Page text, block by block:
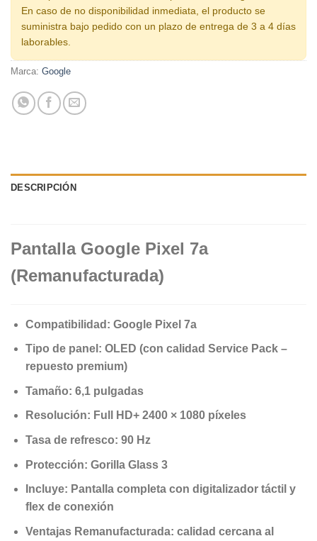
En caso de no disponibilidad inmediata, el producto se
suministra bajo pedido con un plazo de entrega de 3 a 4 días
laborables.
Marca: Google
DESCRIPCIÓN
Pantalla Google Pixel 7a
(Remanufacturada)
Compatibilidad: Google Pixel 7a
Tipo de panel: OLED (con calidad Service Pack –
repuesto premium)
Tamaño: 6,1 pulgadas
Resolución: Full HD+ 2400 × 1080 píxeles
Tasa de refresco: 90 Hz
Protección: Gorilla Glass 3
Incluye: Pantalla completa con digitalizador táctil y
flex de conexión
Ventajas Remanufacturada: calidad cercana al